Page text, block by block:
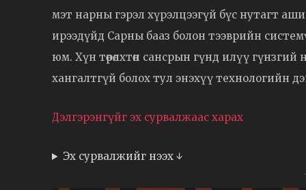
мэт нарны гэрэл хүрэлцээгүй бүс нутагт
ирээдүйд Сарны бааз болон тээврийн
юм. Хүн төрөлхтөн сансрын гүнд илүү
хангалтгүй болох тул энэхүү технологийн
Дэлгэрэнгүйг эх сурвалжаас харах
Эх сурвалжийг нээх ↓